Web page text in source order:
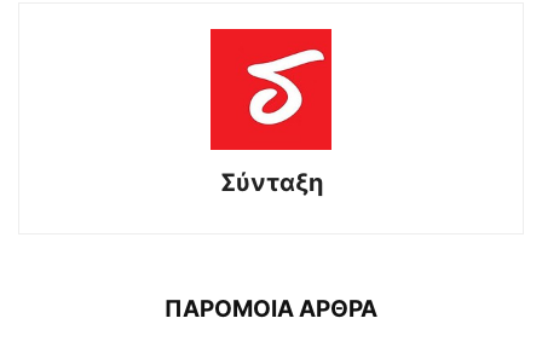
Σύνταξη
ΠΑΡΟΜΟΙΑ ΑΡΘΡΑ